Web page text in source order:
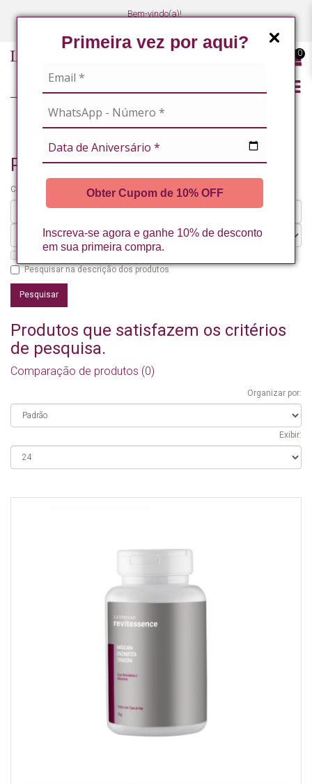
Primeira vez por aqui?
Obter Cupom de 10% OFF
Inscreva-se agora e ganhe 10% de desconto
em sua primeira compra.
Bem-vindo(a)!
0
Pesquisando por
Critérios da pesquisa:
Pesquisar nos subdepartamentos
Pesquisar na descrição dos produtos
Produtos que satisfazem os critérios
de pesquisa.
Comparação de produtos (0)
Organizar por:
Exibir: